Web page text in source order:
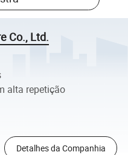
Co., Ltd.
alta repetição
Detalhes da Companhia